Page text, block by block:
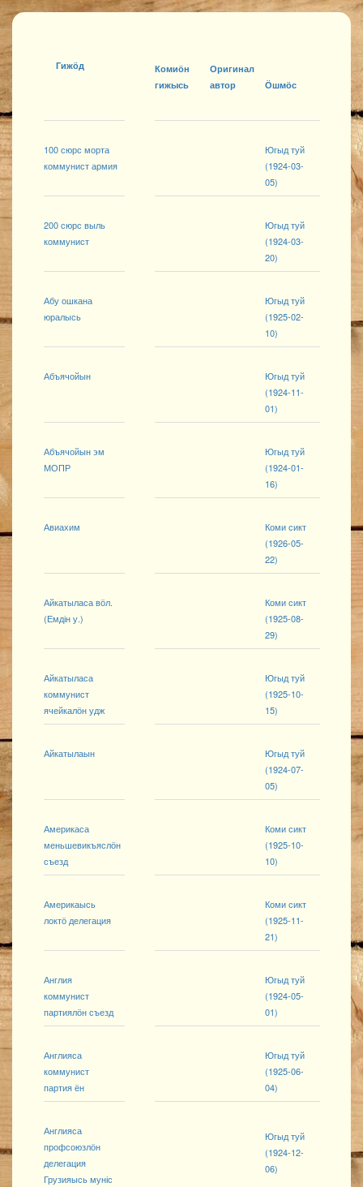
Гижӧд
Комиӧн
гижысь
Оригинал
автор
Ӧшмӧс
100 сюрс морта
коммунист армия
Югыд туй
(1924-03-
05)
200 сюрс выль
коммунист
Югыд туй
(1924-03-
20)
Абу ошкана
юралысь
Югыд туй
(1925-02-
10)
Абъячойын
Югыд туй
(1924-11-
01)
Абъячойын эм
МОПР
Югыд туй
(1924-01-
16)
Авиахим
Коми сикт
(1926-05-
22)
Айкатыласа вӧл.
(Емдін у.)
Коми сикт
(1925-08-
29)
Айкатыласа
коммунист
ячейкалӧн удж
Югыд туй
(1925-10-
15)
Айкатылаын
Югыд туй
(1924-07-
05)
Америкаса
меньшевикъяслӧн
съезд
Коми сикт
(1925-10-
10)
Америкаысь
локтӧ делегация
Коми сикт
(1925-11-
21)
Англия
коммунист
партиялӧн съезд
Югыд туй
(1924-05-
01)
Англияса
коммунист
партия ён
Югыд туй
(1925-06-
04)
Англияса
профсоюзлӧн
делегация
Грузияысь муніс
Югыд туй
(1924-12-
06)